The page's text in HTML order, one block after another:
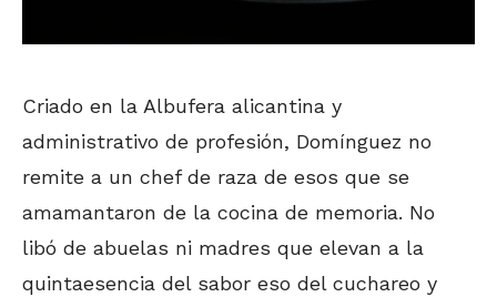
Criado en la Albufera alicantina y
administrativo de profesión, Domínguez no
remite a un chef de raza de esos que se
amamantaron de la cocina de memoria. No
libó de abuelas ni madres que elevan a la
quintaesencia del sabor eso del cuchareo y